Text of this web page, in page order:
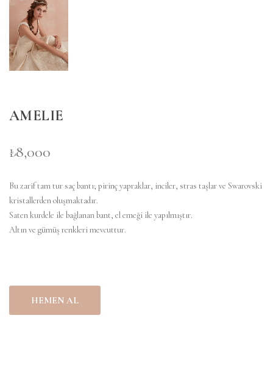
AMELIE
₺8,000
Bu zarif tam tur saç bantı; pirinç yapraklar, inciler, stras taşlar ve Swarovski
kristallerden oluşmaktadır.
Saten kurdele ile bağlanan bant, el emeği ile yapılmıştır.
Altın ve gümüş renkleri mevcuttur.
HEMEN AL